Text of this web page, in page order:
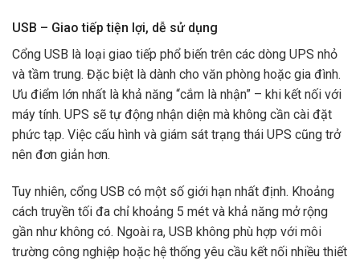
USB – Giao tiếp tiện lợi, dễ sử dụng
Cổng USB là loại giao tiếp phổ biến trên các dòng UPS nhỏ
và tầm trung. Đặc biệt là dành cho văn phòng hoặc gia đình.
Ưu điểm lớn nhất là khả năng “cắm là nhận” – khi kết nối với
máy tính. UPS sẽ tự động nhận diện mà không cần cài đặt
phức tạp. Việc cấu hình và giám sát trạng thái UPS cũng trở
nên đơn giản hơn.
Tuy nhiên, cổng USB có một số giới hạn nhất định. Khoảng
cách truyền tối đa chỉ khoảng 5 mét và khả năng mở rộng
gần như không có. Ngoài ra, USB không phù hợp với môi
trường công nghiệp hoặc hệ thống yêu cầu kết nối nhiều thiết